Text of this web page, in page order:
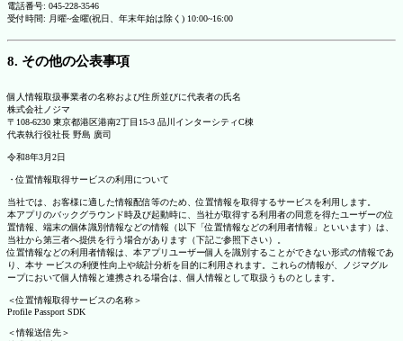
電話番号: 045-228-3546
受付時間: 月曜~金曜(祝日、年末年始は除く) 10:00~16:00
8. その他の公表事項
個人情報取扱事業者の名称および住所並びに代表者の氏名
株式会社ノジマ
〒108-6230 東京都港区港南2丁目15-3 品川インターシティC棟
代表執行役社長 野島 廣司
令和8年3月2日
・位置情報取得サービスの利用について
当社では、お客様に適した情報配信等のため、位置情報を取得するサービスを利用します。
本アプリのバックグラウンド時及び起動時に、当社が取得する利用者の同意を得たユーザーの位
置情報、端末の個体識別情報などの情報（以下「位置情報などの利用者情報」といいます）は、
当社から第三者へ提供を行う場合があります（下記ご参照下さい）。
位置情報などの利用者情報は、本アプリユーザー個人を識別することができない形式の情報であ
り、本サ ービスの利便性向上や統計分析を目的に利用されます。これらの情報が、ノジマグル
ープにおいて個人情報と連携される場合は、個人情報として取扱うものとします。
＜位置情報取得サービスの名称＞
Profile Passport SDK
＜情報送信先＞